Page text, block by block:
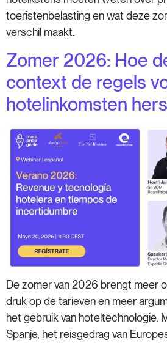
toeristenbelasting en wat deze
verschil maakt.
Zomer 2026: Hoe
context de regels
hotelinkomsten
De zomer van 2026 brengt meer
druk op de tarieven en meer
het gebruik van hoteltechnologie.
Spanje, het reisgedrag van